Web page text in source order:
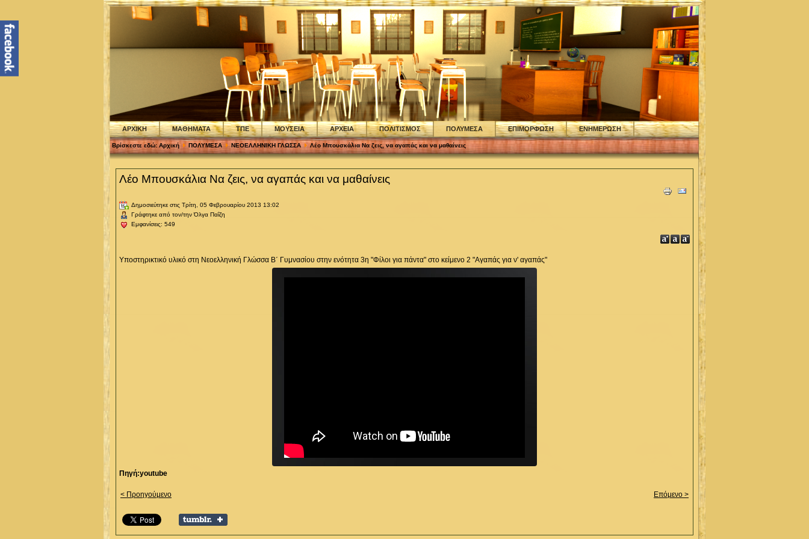
ΑΡΧΙΚΗ ΜΑΘΗΜΑΤΑ ΤΠΕ ΜΟΥΣΕΙΑ ΑΡΧΕΙΑ ΠΟΛΙΤΙΣΜΟΣ ΠΟΛΥΜΕΣΑ ΕΠΙΜΟΡΦΩΣΗ ΕΝΗΜΕΡΩΣΗ
Βρίσκεστε εδώ: Αρχική ΠΟΛΥΜΕΣΑ ΝΕΟΕΛΛΗΝΙΚΗ ΓΛΩΣΣΑ Λέο Μπουσκάλια Να ζεις, να αγαπάς και να μαθαίνεις
Λέο Μπουσκάλια Να ζεις, να αγαπάς και να μαθαίνεις
Δημοσιεύτηκε στις Τρίτη, 05 Φεβρουαρίου 2013 13:02
Γράφτηκε από τον/την Όλγα Παΐζη
Εμφανίσεις: 549
Υποστηρικτικό υλικό στη Νεοελληνική Γλώσσα Β΄ Γυμνασίου στην ενότητα 3η "Φίλοι για πάντα" στο κείμενο 2 "Αγαπάς για ν' αγαπάς"
Πηγή:youtube
< Προηγούμενο Επόμενο >